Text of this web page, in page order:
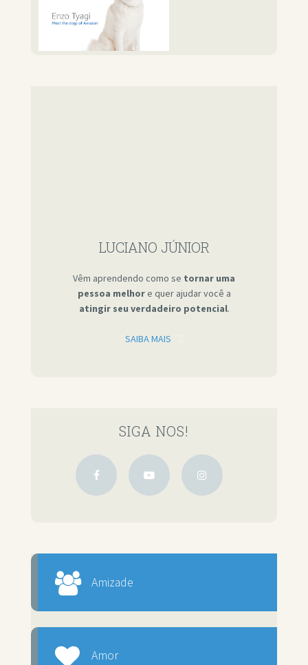
LUCIANO JÚNIOR
Vêm aprendendo como se tornar uma
pessoa melhore quer ajudar você a
atingir seu verdadeiro potencial.
SAIBA MAIS
SIGA NOS!
Amizade
Amor